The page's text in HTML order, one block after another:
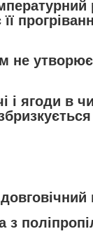
не
і ягоди в
з